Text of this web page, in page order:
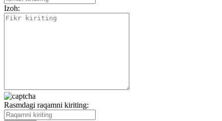
Izoh:
Rasmdagi raqamni kiriting: